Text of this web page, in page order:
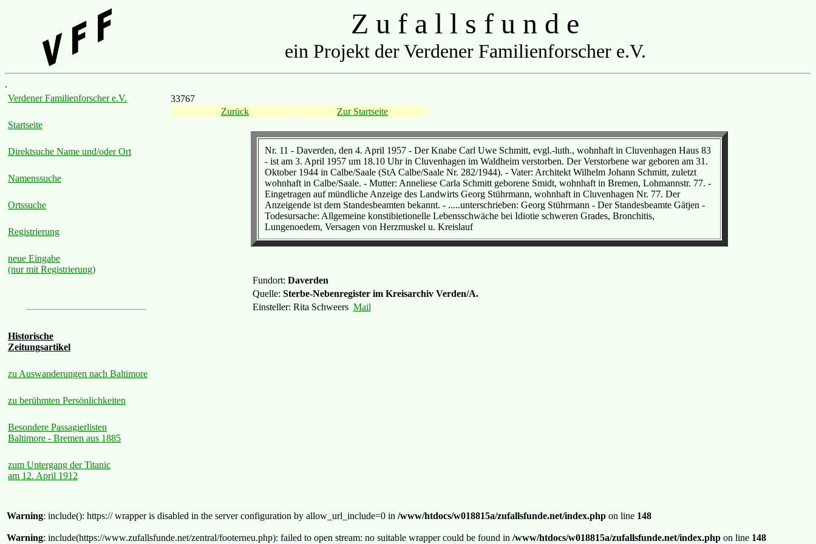
Z u f a l l s f u n d e
ein Projekt der Verdener Familienforscher e.V.
.
Verdener Familienforscher e.V.
Startseite
Direktsuche Name und/oder Ort
Namenssuche
Ortssuche
Registrierung
neue Eingabe
(nur mit Registrierung)
Historische
Zeitungsartikel
zu Auswanderungen nach Baltimore
zu berühmten Persönlichkeiten
Besondere Passagierlisten
Baltimore - Bremen aus 1885
zum Untergang der Titanic
am 12. April 1912
33767
Zurück
Zur Startseite
Nr. 11 - Daverden, den 4. April 1957 - Der Knabe Carl Uwe Schmitt, evgl.-luth., wohnhaft in Cluvenhagen Haus 83
- ist am 3. April 1957 um 18.10 Uhr in Cluvenhagen im Waldheim verstorben. Der Verstorbene war geboren am 31.
Oktober 1944 in Calbe/Saale (StA Calbe/Saale Nr. 282/1944). - Vater: Architekt Wilhelm Johann Schmitt, zuletzt
wohnhaft in Calbe/Saale. - Mutter: Anneliese Carla Schmitt geborene Smidt, wohnhaft in Bremen, Lohmannstr. 77. -
Eingetragen auf mündliche Anzeige des Landwirts Georg Stührmann, wohnhaft in Cluvenhagen Nr. 77. Der
Anzeigende ist dem Standesbeamten bekannt. - .....unterschrieben: Georg Stührmann - Der Standesbeamte Gätjen -
Todesursache: Allgemeine konstibietionelle Lebensschwäche bei Idiotie schweren Grades, Bronchitis,
Lungenoedem, Versagen von Herzmuskel u. Kreislauf
Fundort: Daverden
Quelle: Sterbe-Nebenregister im Kreisarchiv Verden/A.
Einsteller: Rita Schweers Mail
Warning: include(): https:// wrapper is disabled in the server configuration by allow_url_include=0 in /www/htdocs/w018815a/zufallsfunde.net/index.php on line 148
Warning: include(https://www.zufallsfunde.net/zentral/footerneu.php): failed to open stream: no suitable wrapper could be found in /www/htdocs/w018815a/zufallsfunde.net/index.php on line 148